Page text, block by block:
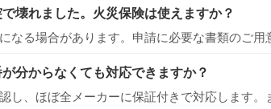
壊れました。火災保険は使えますか？
なる場合があります。申請に必要な書類のご
分からなくても対応できますか？
し、ほぼ全メーカーに保証付きで対応します。